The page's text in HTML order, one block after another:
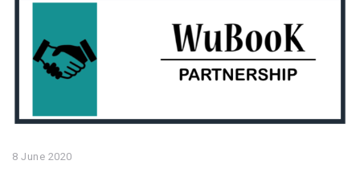
8 June 2020